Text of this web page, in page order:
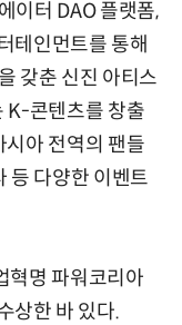
이터 DAO 플랫폼,
테인먼트를 통해
갖춘 신진 아티스
K-콘텐츠를 창출
시아 전역의 팬들
등 다양한 이벤트
혁명 파워코리아
상한 바 있다.